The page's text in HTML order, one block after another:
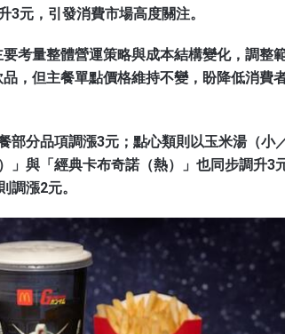
元，引發消費市場高度關注。
考量整體營運策略與成本結構變化，調整
，但主餐單點價格維持不變，盼降低消費
部分品項調漲3元；點心類則以玉米湯（小
」與「經典卡布奇諾（熱）」也同步調升3
調漲2元。